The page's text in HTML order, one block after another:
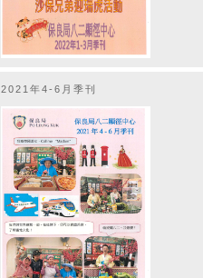
2021年4-6月季刊